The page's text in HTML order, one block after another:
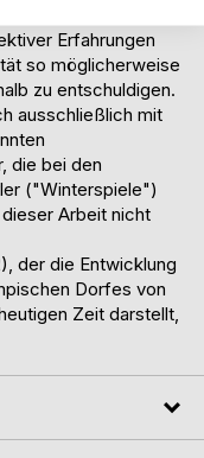
Erfahrungen
so möglicherweise
zu entschuldigen.
ausschließlich mit
die bei den
("Winterspiele")
Arbeit nicht
der die Entwicklung
Dorfes von
Zeit darstellt,